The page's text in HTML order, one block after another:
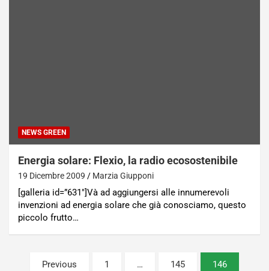
NEWS GREEN
Energia solare: Flexio, la radio ecosostenibile
19 Dicembre 2009 Marzia Giupponi
[galleria id=”631″]Và ad aggiungersi alle innumerevoli
invenzioni ad energia solare che già conosciamo, questo
piccolo frutto…
Paginazione
Previous 1 … 145 146